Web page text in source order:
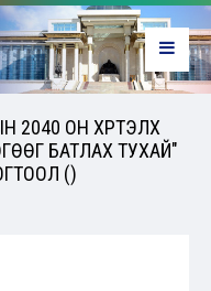
2040 ОН ХҮРТЭЛХ
БАТЛАХ ТУХАЙ"
()